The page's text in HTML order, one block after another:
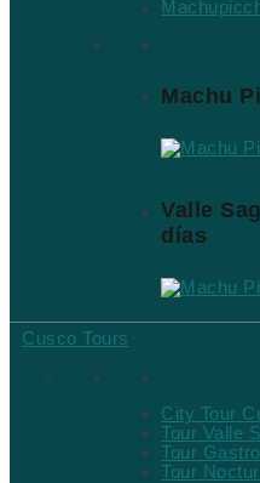
Machu
Valle
días
Cusco Tours
City Tour
Tour Valle
Tour
Tour